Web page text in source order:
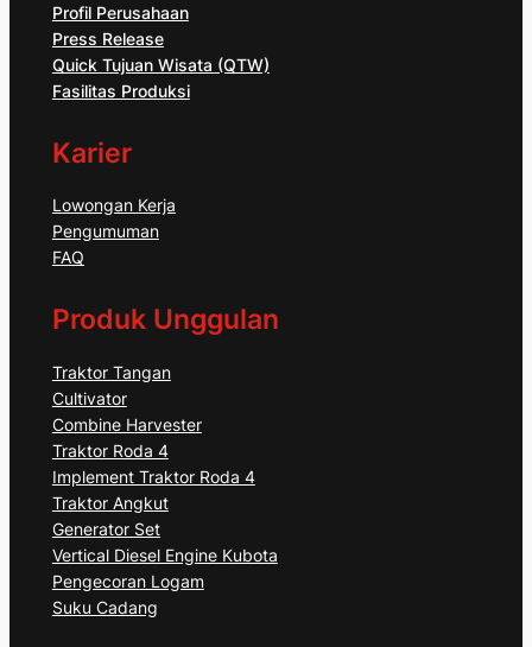
Profil Perusahaan
Press Release
Quick Tujuan Wisata (QTW)
Fasilitas Produksi
Karier
Lowongan Kerja
Pengumuman
FAQ
Produk Unggulan
Traktor Tangan
Cultivator
Combine Harvester
Traktor Roda 4
Implement Traktor Roda 4
Traktor Angkut
Generator Set
Vertical Diesel Engine Kubota
Pengecoran Logam
Suku Cadang